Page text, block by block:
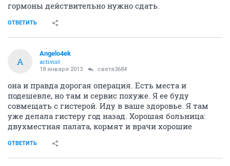
Sweet_strawberry
18 января 2013 Businka_88
Я думаю, предрассудки.
СЕЙЧАС ЧИТАЮТ
КиноБЗал (NF) (часть 6)
187750
Готовим и хвастаемся-2 (рецепты и фото) (часть 3)